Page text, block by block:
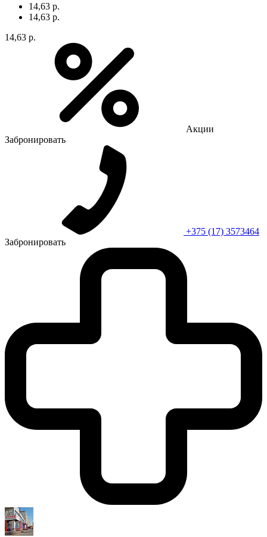
14,63 р.
14,63 р.
14,63 р.
Акции
Забронировать
+375 (17) 3573464
Забронировать